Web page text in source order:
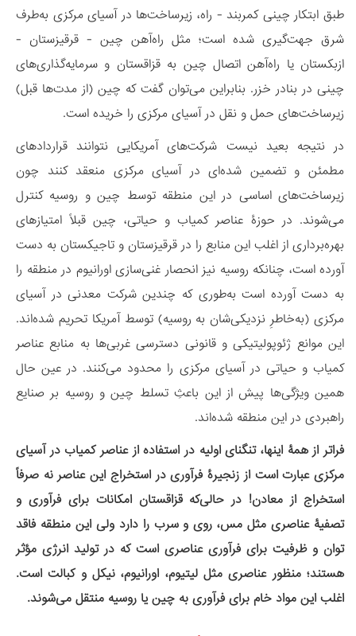
طبق ابتکار چینی کمربند - راه، زیرساخت‌ها در آسیای مرکزی به‌طرف
شرق جهت‌گیری شده است؛ مثل راه‌آهن چین - قرقیزستان -
ازبکستان یا راه‌آهن اتصال چین به قزاقستان و سرمایه‌گذاری‌های
چینی در بنادر خزر. بنابراین می‌توان گفت که چین (از مدت‌ها قبل)
زیرساخت‌های حمل و نقل در آسیای مرکزی را خریده است.
در نتیجه بعید نیست شرکت‌های آمریکایی نتوانند قراردادهای
مطمئن و تضمین شده‌ای در آسیای مرکزی منعقد کنند چون
زیرساخت‌های اساسی در این منطقه توسط چین و روسیه کنترل
می‌شوند. در حوزۀ عناصر کمیاب و حیاتی، چین قبلاً امتیازهای
بهره‌برداری از اغلب این منابع را در قرقیزستان و تاجیکستان به دست
آورده است، چنانکه روسیه نیز انحصار غنی‌سازی اورانیوم در منطقه را
به دست آورده است به‌طوری که چندین شرکت معدنی در آسیای
مرکزی (به‌خاطرِ نزدیکی‌شان به روسیه) توسط آمریکا تحریم شده‌اند.
این موانع ژئوپولیتیکی و قانونی دسترسی غربی‌ها به منابع عناصر
کمیاب و حیاتی در آسیای مرکزی را محدود می‌کنند. در عین حال
همین ویژگی‌ها پیش از این باعثِ تسلط چین و روسیه بر صنایع
راهبردی در این منطقه شده‌اند.
فراتر از همۀ اینها، تنگنای اولیه در استفاده از عناصر کمیاب در آسیای
مرکزی عبارت است از زنجیرۀ فرآوری در استخراج این عناصر نه صرفاً
استخراج از معادن! در حالی‌که قزاقستان امکانات برای فرآوری و
تصفیۀ عناصری مثل مس، روی و سرب را دارد ولی این منطقه فاقد
توان و ظرفیت برای فرآوری عناصری است که در تولید انرژی مؤثر
هستند؛ منظور عناصری مثل لیتیوم، اورانیوم، نیکل و کبالت است.
اغلب این مواد خام برای فرآوری به چین یا روسیه منتقل می‌شوند.